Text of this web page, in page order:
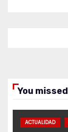
You missed
ACTUALIDAD